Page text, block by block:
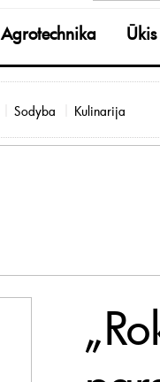
Agrotechnika Ūkis
Sodyba Kulinarija